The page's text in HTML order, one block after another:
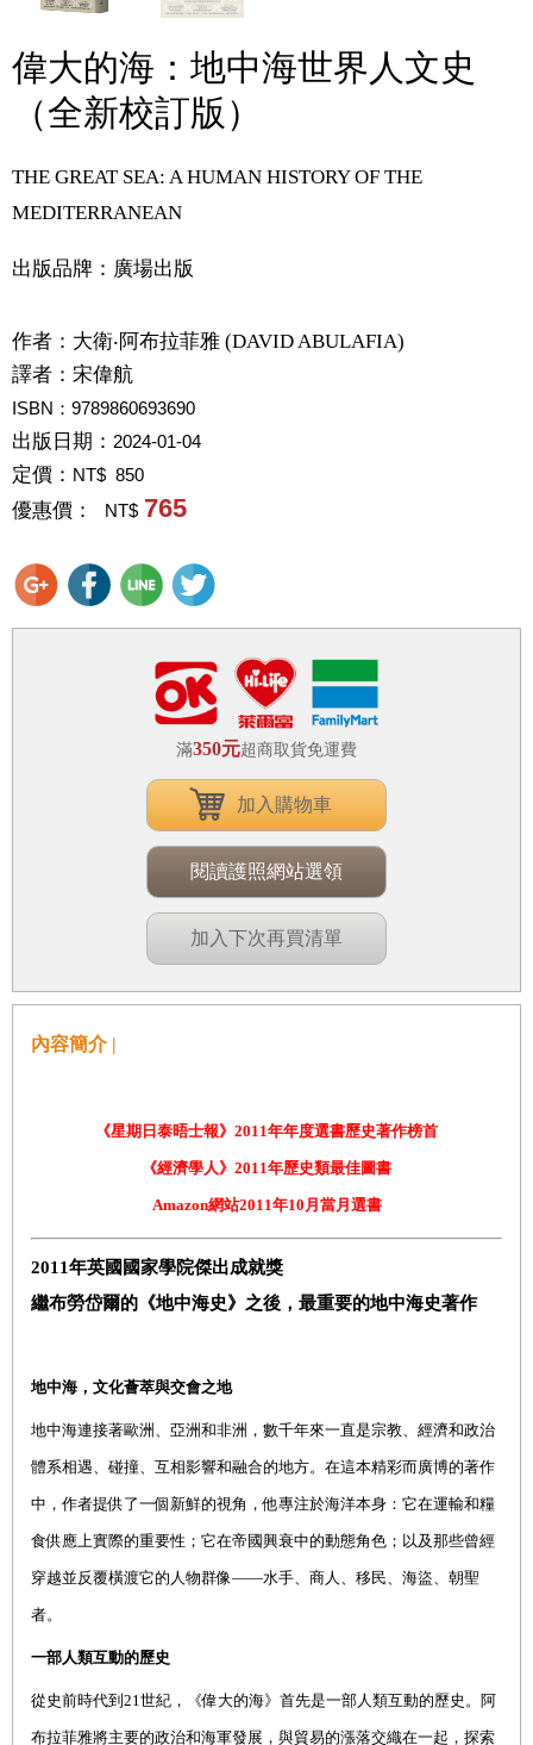
偉大的海：地中海世界人文史
（全新校訂版）
THE GREAT SEA: A HUMAN HISTORY OF THE
MEDITERRANEAN
出版品牌：廣場出版
作者： 大衛‧阿布拉菲雅 (DAVID ABULAFIA)
譯者： 宋偉航
ISBN：9789860693690
出版日期： 2024-01-04
定價： NT$ 850
優惠價： NT$ 765
滿350元超商取貨免運費
加入購物車
閱讀護照網站選領
加入下次再買清單
內容簡介 |
《星期日泰晤士報》2011年年度選書歷史著作榜首
《經濟學人》2011年歷史類最佳圖書
Amazon網站2011年10月當月選書
2011年英國國家學院傑出成就獎
繼布勞岱爾的《地中海史》之後，最重要的地中海史著作
地中海，文化薈萃與交會之地
地中海連接著歐洲、亞洲和非洲，數千年來一直是宗教、經濟和政治
體系相遇、碰撞、互相影響和融合的地方。在這本精彩而廣博的著作
中，作者提供了一個新鮮的視角，他專注於海洋本身：它在運輸和糧
食供應上實際的重要性；它在帝國興衰中的動態角色；以及那些曾經
穿越並反覆橫渡它的人物群像——水手、商人、移民、海盜、朝聖
者。
一部人類互動的歷史
從史前時代到21世紀，《偉大的海》首先是一部人類互動的歷史。阿
布拉菲雅將主要的政治和海軍發展，與貿易的漲落交織在一起，探索